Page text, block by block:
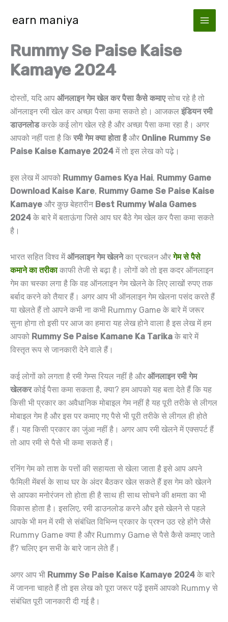
earn maniya
Rummy Se Paise Kaise
Kamaye 2024
दोस्तों, यदि आप ऑनलाइन गेम खेल कर पैसा कैसे कमाएसोच रहे है तो
ऑनलाइन रमी खेल कर अच्छा पैसा कमा सकते हो। आजकल इंडियन रमी
डाउनलोडकरके कई लोग खेल रहे है और अच्छा पैसा कमा रहा है। अगर
आपको नहीं पता है कि रमी गेम क्या होता हैऔर Online Rummy Se
Paise Kaise Kamaye 2024 में तो इस लेख को पढ़े।
इस लेख में आपको Rummy Games Kya Hai, Rummy Game
Download Kaise Kare, Rummy Game Se Paise Kaise
Kamaye और कुछ बेहतरीन Best Rummy Wala Games
2024 के बारे में बताऊंगा जिसे आप घर बैठे गेम खेल कर पैसा कमा सकते
है।
भारत सहित विश्व मेंऑनलाइन गेम खेलनेका प्रचलन औरगेम से पैसे
कमाने का तरीकाकाफी तेजी से बढ़ा है। लोगों को तो इस कदर ऑनलाइन
गेम का चस्का लगा है कि वह ऑनलाइन गेम खेलने के लिए लाखों रुपए तक
बर्बाद करने को तैयार हैं। अगर आप भी ऑनलाइन गेम खेलना पसंद करते हैं
या खेलते हैं तो आपने कभी ना कभी Rummy Game के बारे में जरूर
सुना होगा तो इसी पर आज का हमारा यह लेख होने वाला है इस लेख में हम
आपको Rummy Se Paise Kamane Ka Tarika के बारे में
विस्तृत रूप से जानकारी देने वाले हैं।
कई लोगों को लगता है रमी गेम्स रियल नहीं है और ऑनलाइन रमी गेम
खेलकरकोई पैसा कमा सकता है, क्या? हम आपको यह बता देते हैं कि यह
किसी भी प्रकार का अवैधानिक मोबाइल गेम नहीं है यह पूरी तरीके से लीगल
मोबाइल गेम है और इस पर कमाए गए पैसे भी पूरी तरीके से लीगल ही होते
हैं। यह किसी प्रकार का जुंआ नहीं है। अगर आप रमी खेलने में एक्सपर्ट हैं
तो आप रमी से पैसे भी कमा सकते हैं।
रनिंग गेम को ताश के पत्तों की सहायता से खेला जाता है इसे आप अपने
फैमिली मेंबर्स के साथ घर के अंदर बैठकर खेल सकते हैं इस गेम को खेलने
से आपका मनोरंजन तो होता ही है साथ ही साथ सोचने की क्षमता का भी
विकास होता है। इसलिए, रमी डाउनलोड करने और इसे खेलने से पहले
आपके भी मन में रमी से संबंधित विभिन्न प्रकार के प्रश्न उठ रहे होंगे जैसे
Rummy Game क्या है और Rummy Game से पैसे कैसे कमाए जाते
हैं? चलिए इन सभी के बारे जान लेते हैं।
अगर आप भी Rummy Se Paise Kaise Kamaye 2024 के बारे
में जानना चाहते हैं तो इस लेख को पूरा जरूर पढ़ें इसमें आपको Rummy से
संबंधित पूरी जानकारी दी गई है।